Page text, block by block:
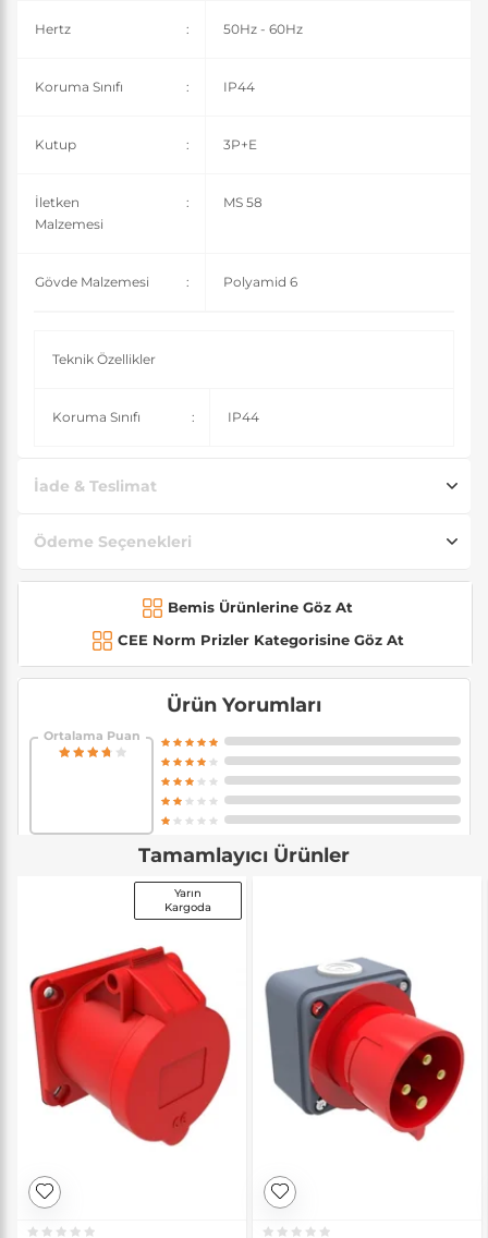
Hertz : 50Hz - 60Hz
Koruma Sınıfı : IP44
Kutup : 3P+E
İletken
Malzemesi
: MS 58
Gövde Malzemesi : Polyamid 6
Teknik Özellikler
Koruma Sınıfı : IP44
İade & Teslimat
Ödeme Seçenekleri
Bemis Ürünlerine Göz At
CEE Norm Prizler Kategorisine Göz At
Ürün Yorumları
Ortalama Puan
Tamamlayıcı Ürünler
Yarın
Kargoda